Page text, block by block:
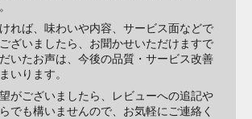
れば、味わいや内容、サービス面などで
ざいましたら、お聞かせいただけますで
いたお声は、今後の品質・サービス改善
いります。
がございましたら、レビューへの追記や
でも構いませんので、お気軽にご連絡く